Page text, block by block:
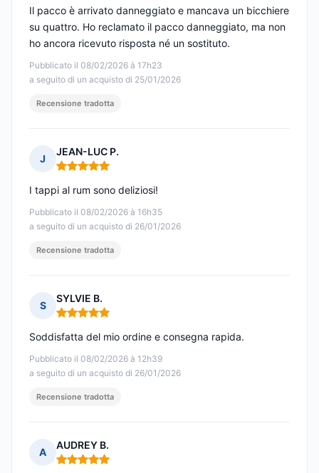
Pubblicato il 08/02/2026 à 17h23
a seguito di un acquisto di 25/01/2026
Il pacco è arrivato danneggiato e mancava un bicchiere
su quattro. Ho reclamato il pacco danneggiato, ma non
ho ancora ricevuto risposta né un sostituto.
Recensione tradotta
J
JEAN-LUC P.
Nota: 5 su 5
Pubblicato il 08/02/2026 à 16h35
a seguito di un acquisto di 26/01/2026
I tappi al rum sono deliziosi!
Recensione tradotta
S
SYLVIE B.
Nota: 5 su 5
Pubblicato il 08/02/2026 à 12h39
a seguito di un acquisto di 26/01/2026
Soddisfatta del mio ordine e consegna rapida.
Recensione tradotta
A
AUDREY B.
Nota: 5 su 5